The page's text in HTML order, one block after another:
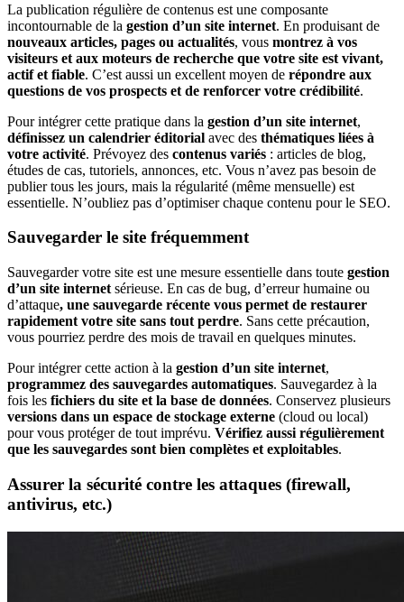
La publication régulière de contenus est une composante
incontournable de la gestion d’un site internet. En produisant de
nouveaux articles, pages ou actualités, vous montrez à vos
visiteurs et aux moteurs de recherche que votre site est vivant,
actif et fiable. C’est aussi un excellent moyen de répondre aux
questions de vos prospects et de renforcer votre crédibilité.
Pour intégrer cette pratique dans la gestion d’un site internet,
définissez un calendrier éditorial avec des thématiques liées à
votre activité. Prévoyez des contenus variés : articles de blog,
études de cas, tutoriels, annonces, etc. Vous n’avez pas besoin de
publier tous les jours, mais la régularité (même mensuelle) est
essentielle. N’oubliez pas d’optimiser chaque contenu pour le SEO.
Sauvegarder le site fréquemment
Sauvegarder votre site est une mesure essentielle dans toute gestion
d’un site internet sérieuse. En cas de bug, d’erreur humaine ou
d’attaque, une sauvegarde récente vous permet de restaurer
rapidement votre site sans tout perdre. Sans cette précaution,
vous pourriez perdre des mois de travail en quelques minutes.
Pour intégrer cette action à la gestion d’un site internet,
programmez des sauvegardes automatiques. Sauvegardez à la
fois les fichiers du site et la base de données. Conservez plusieurs
versions dans un espace de stockage externe (cloud ou local)
pour vous protéger de tout imprévu. Vérifiez aussi régulièrement
que les sauvegardes sont bien complètes et exploitables.
Assurer la sécurité contre les attaques (firewall,
antivirus, etc.)